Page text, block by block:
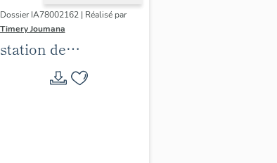
Dossier IA78002162 | Réalisé par
Timery Joumana
station de
villégiature
d'Elisabethville